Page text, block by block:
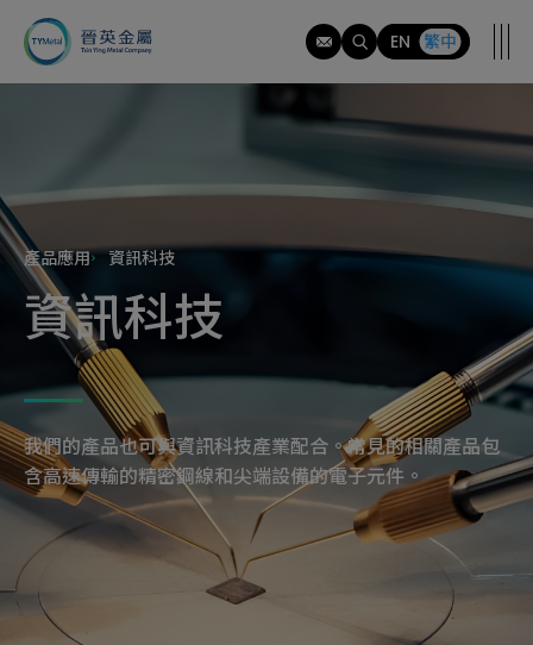
EN 繁中
產品應用 資訊科技
資訊科技
我們的產品也可與資訊科技產業配合。常見的相關產品包
含高速傳輸的精密鋼線和尖端設備的電子元件。